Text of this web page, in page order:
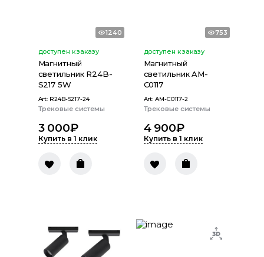
1240
доступен к заказу
Магнитный
светильник R24B-
S217 5W
Art: R24B-S217-24
Трековые системы
3 000₽
Купить в 1 клик
753
доступен к заказу
Магнитный
светильник AM-
C0117
Art: AM-C0117-2
Трековые системы
4 900₽
Купить в 1 клик